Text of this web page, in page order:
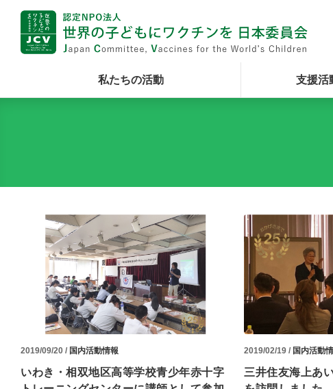
私たちの活動 支援活
2019/09/20 / 国内活動情報
いわき・相双地区高等学校青少年赤十字
2019/02/19 / 国内活動
三井住友海上あ